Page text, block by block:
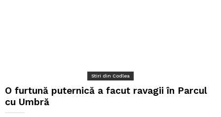
Stiri din Codlea
O furtună puternică a facut ravagii în Parcul
cu Umbră